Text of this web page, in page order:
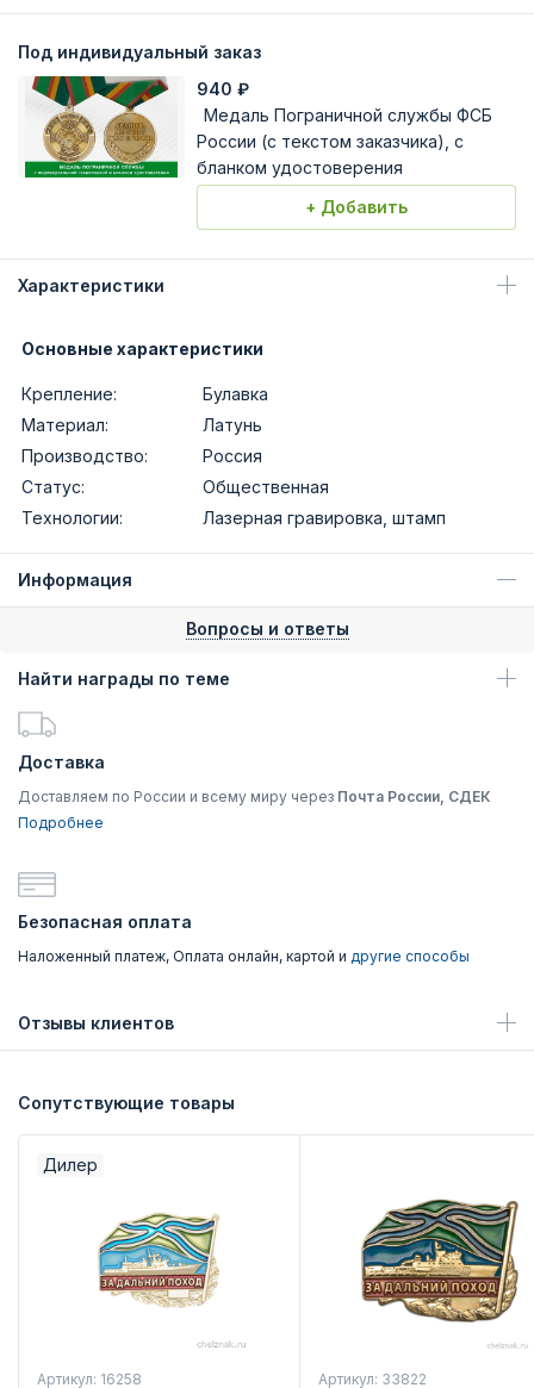
Под индивидуальный заказ
940 ₽
Медаль Пограничной службы ФСБ
России (с текстом заказчика), с
бланком удостоверения
+ Добавить
Характеристики
Основные характеристики
Крепление:
Булавка
Материал:
Латунь
Производство:
Россия
Статус:
Общественная
Технологии:
Лазерная гравировка, штамп
Информация
Вопросы и ответы
Найти награды по теме
Доставка
Доставляем по России и всему миру через Почта России, СДЕК
Подробнее
Безопасная оплата
Наложенный платеж, Оплата онлайн, картой и другие способы
Отзывы клиентов
Сопутствующие товары
Дилер
Артикул: 16258 Артикул: 33822